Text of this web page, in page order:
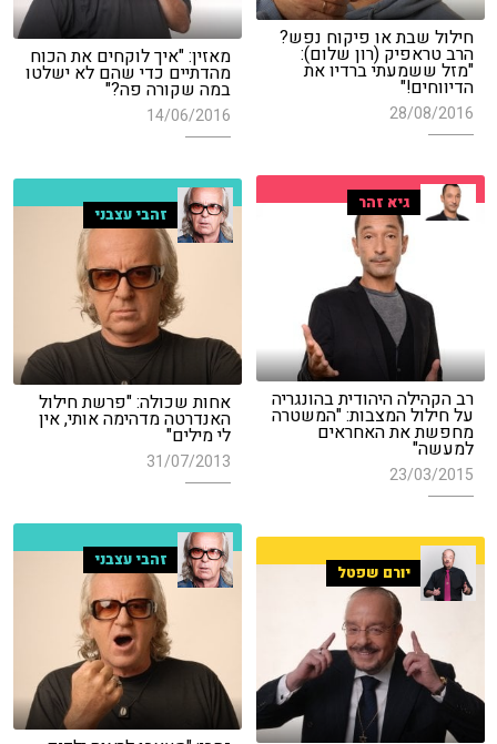
חילול שבת או פיקוח נפש?
הרב טראפיק (רון שלום):
"מזל ששמעתי ברדיו את
הדיווחים!"
28/08/2016
מאזין: "איך לוקחים את הכוח
מהדתיים כדי שהם לא ישלטו
במה שקורה פה?"
14/06/2016
גיא זהר
רב הקהילה היהודית בהונגריה
על חילול המצבות: "המשטרה
מחפשת את האחראים
למעשה"
23/03/2015
זהבי עצבני
אחות שכולה: "פרשת חילול
האנדרטה מדהימה אותי, אין
לי מילים"
31/07/2013
זהבי עצבני
יורם שפטל